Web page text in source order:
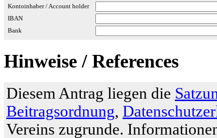
Kontoinhaber / Account holder
IBAN
Bank
Hinweise / References
Diesem Antrag liegen die
Beitragsordnung,
Vereins zugrunde.